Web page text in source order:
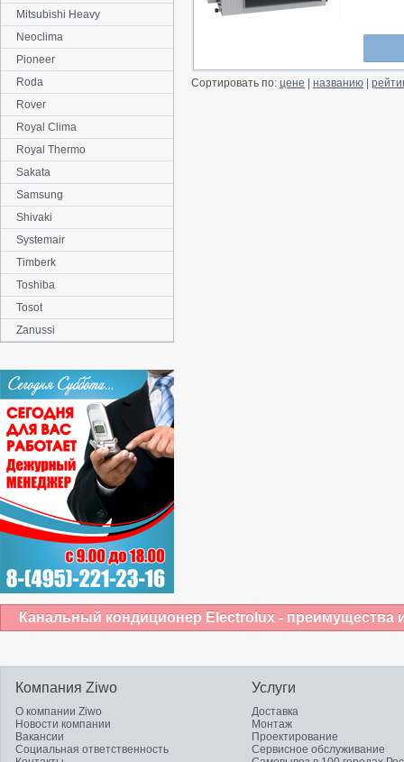
Сортировать по: цене названию
Mitsubishi Heavy
Neoclima
Pioneer
Roda
Rover
Royal Clima
Royal Thermo
Sakata
Samsung
Shivaki
Systemair
Timberk
Toshiba
Tosot
Zanussi
Канальный кондиционер Electrolux - преимущества
Компания Ziwo
О компании Ziwo
Новости компании
Вакансии
Социальная ответственность
Услуги
Доставка
Монтаж
Проектирование
Сервисное обслуживание